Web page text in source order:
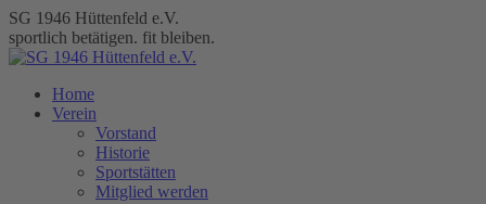
Zum
Inhalt
springen
SG 1946 Hüttenfeld e.V.
sportlich betätigen. fit bleiben.
Home
Verein
Vorstand
Historie
Sportstätten
Mitglied werden